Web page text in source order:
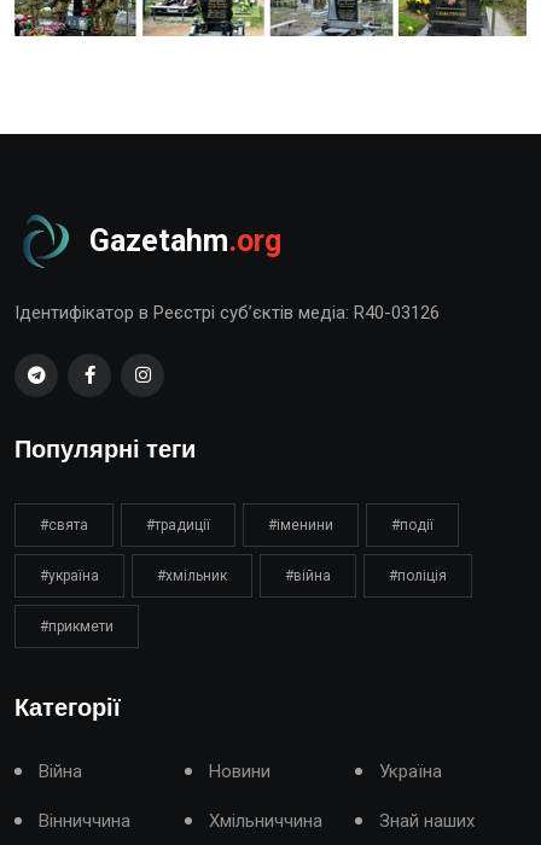
Gazetahm.org
Ідентифікатор в Реєстрі суб’єктів медіа: R40-03126
Популярні теги
#свята #традиції #іменини #події
#україна #хмільник #війна #поліція
#прикмети
Категорії
Війна Новини Україна
Вінниччина Хмільниччина Знай наших